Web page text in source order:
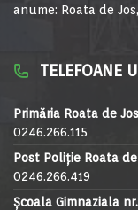
anume: Roata de
TELEFOANE
Primăria Roata de Jos
0246.266.115
Post Poliție Roata de
0246.266.419
Școala Gimnaziala